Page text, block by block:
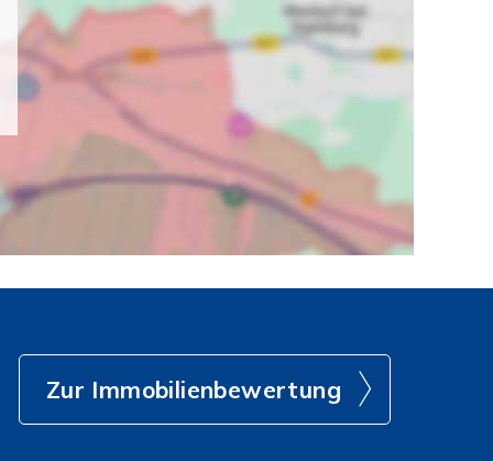
Zur Immobilienbewertung